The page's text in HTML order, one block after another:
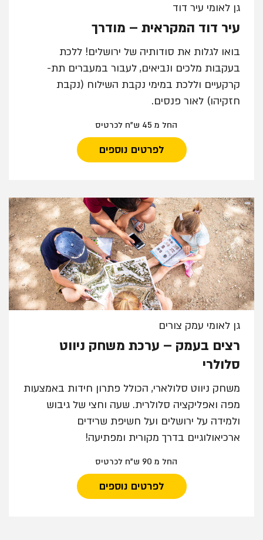
גן לאומי עיר דוד
עיר דוד המקראית – מודרך
בואו לגלות את סודותיה של ירושלים! ללכת
בעקבות מלכים ונביאים, לעבור במעברים תת-
קרקעיים וללכת במימי נקבת השילוח (נקבת
חזקיהו) לאור פנסים.
החל מ 45 ש"ח לכרטיס
לפרטים נוספים
גן לאומי עמק צורים
רצים בעמק – ערכת משחק ניווט
סלולרי
משחק ניווט סלולארי, הכולל פתרון חידות באמצעות
מפה ואפליקציה סלולרית. שעה וחצי של גיבוש
ולמידה על ירושלים ועל חשיפת שרידים
ארכיאולוגיים בדרך מקורית ומפתיעה!
החל מ 90 ש"ח לכרטיס
לפרטים נוספים